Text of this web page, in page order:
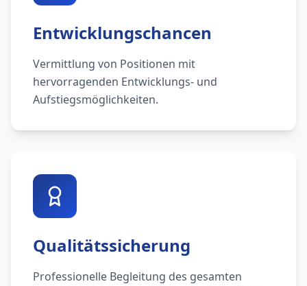
Entwicklungschancen
Vermittlung von Positionen mit
hervorragenden Entwicklungs- und
Aufstiegsmöglichkeiten.
Qualitätssicherung
Professionelle Begleitung des gesamten